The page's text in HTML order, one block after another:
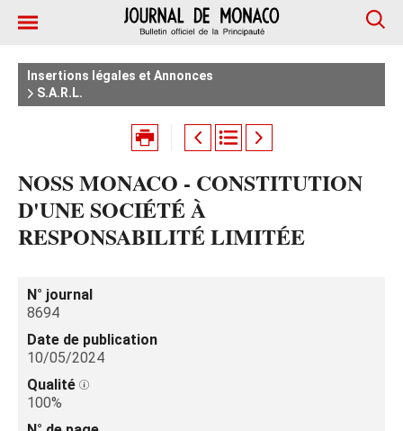
Insertions légales et Annonces
S.A.R.L.
NOSS MONACO - CONSTITUTION
D'UNE SOCIÉTÉ À
RESPONSABILITÉ LIMITÉE
N° journal
8694
Date de publication
10/05/2024
Qualité
100%